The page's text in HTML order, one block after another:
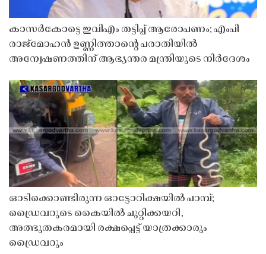
കാസർകോട്ടെ ഇവിഎം തട്ടിപ്പ് ആരോപണം; എംപി
രാജ്‌മോഹൻ ഉണ്ണിത്താന്റെ പരാതിയിൽ
അന്വേഷണത്തിന് ആഭ്യന്തര മന്ത്രിയുടെ നിർദേശം
ഓടിക്കൊണ്ടിരുന്ന ഓട്ടോറിക്ഷയിൽ പാമ്പ്;
ഡ്രൈവറുടെ കൈയിൽ ചുറ്റിക്കയറി,
അത്ഭുതകരമായി രക്ഷപ്പെട്ട് യാത്രക്കാരും
ഡ്രൈവറും